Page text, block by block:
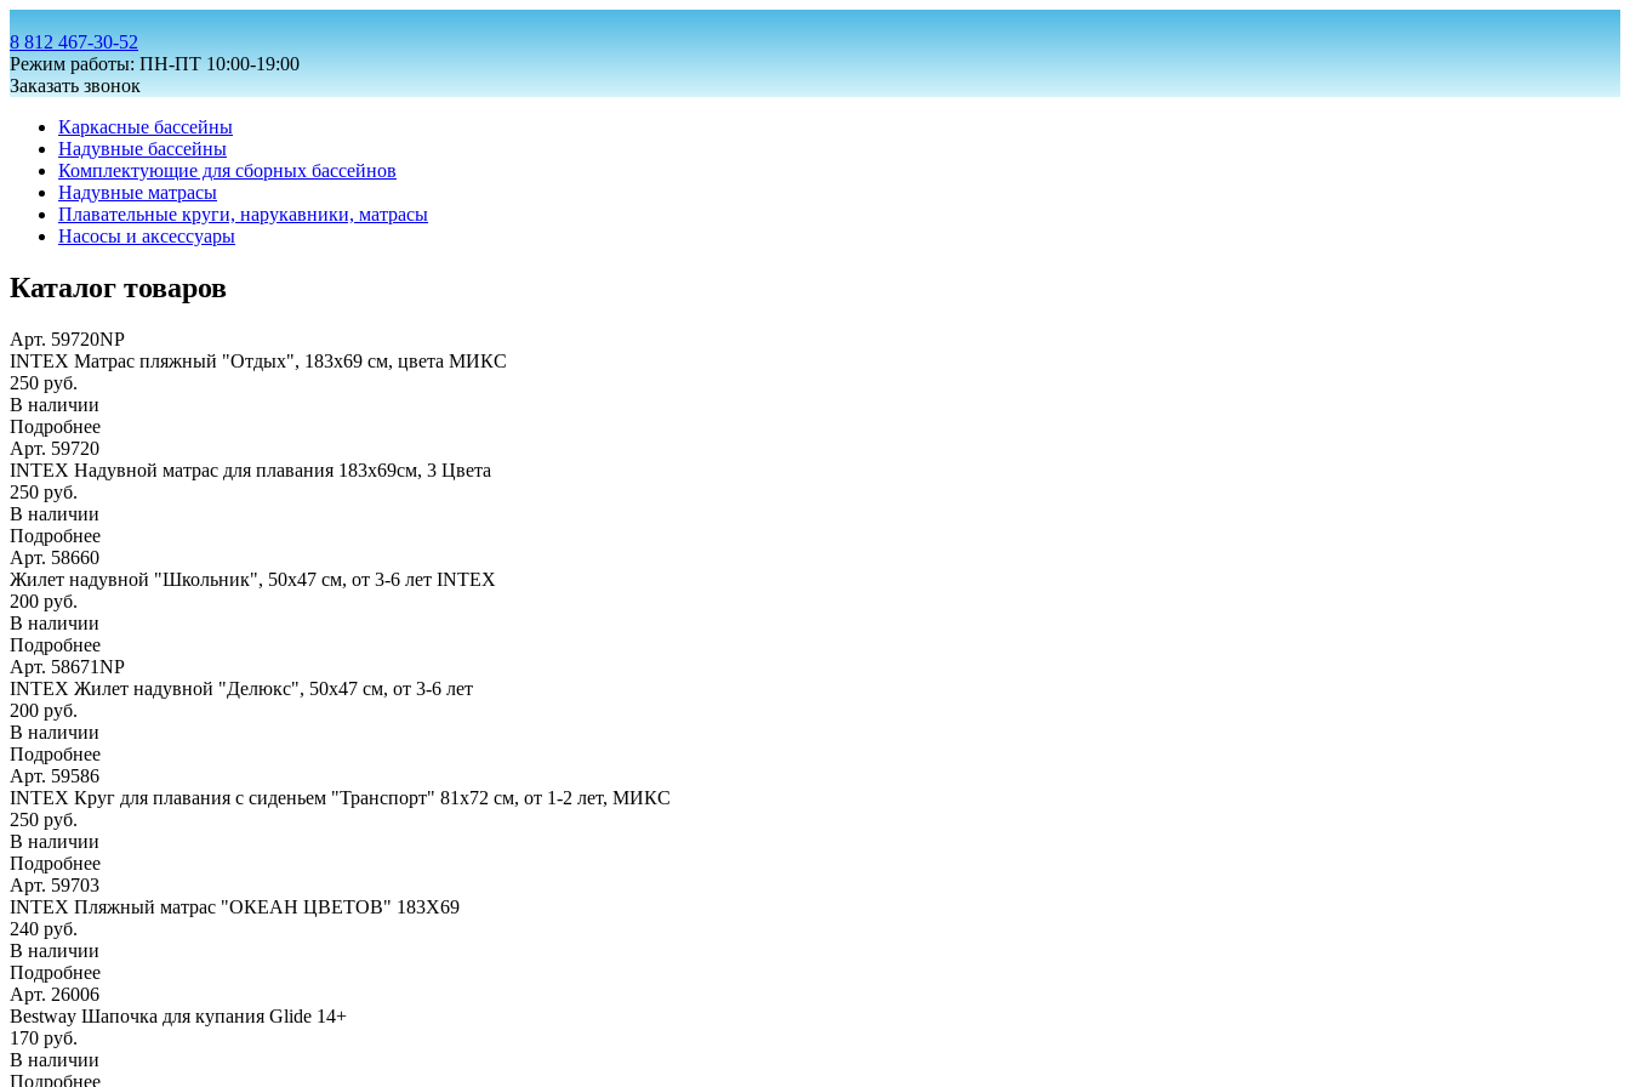
8 812 467-30-52
Режим работы: ПН-ПТ 10:00-19:00
Заказать звонок
Каркасные бассейны
Надувные бассейны
Комплектующие для сборных бассейнов
Надувные матрасы
Плавательные круги, нарукавники, матрасы
Насосы и аксессуары
Каталог товаров
Арт. 59720NP
INTEX Матрас пляжный "Отдых", 183х69 см, цвета МИКС
250 руб.
В наличии
Подробнее
Арт. 59720
INTEX Надувной матрас для плавания 183х69см, 3 Цвета
250 руб.
В наличии
Подробнее
Арт. 58660
Жилет надувной "Школьник", 50х47 см, от 3-6 лет INTEX
200 руб.
В наличии
Подробнее
Арт. 58671NP
INTEX Жилет надувной "Делюкс", 50х47 см, от 3-6 лет
200 руб.
В наличии
Подробнее
Арт. 59586
INTEX Круг для плавания с сиденьем "Транспорт" 81х72 см, от 1-2 лет, МИКС
250 руб.
В наличии
Подробнее
Арт. 59703
INTEX Пляжный матрас "ОКЕАН ЦВЕТОВ" 183Х69
240 руб.
В наличии
Подробнее
Арт. 26006
Bestway Шапочка для купания Glide 14+
170 руб.
В наличии
Подробнее